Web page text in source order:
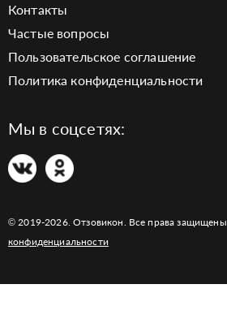
Контакты
Частые вопросы
Пользовательское соглашение
Политика конфиденциальности
Мы в соцсетях:
© 2019-2026. Отзовикон. Все права защищены.
конфиденциальности